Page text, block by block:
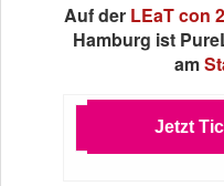
Auf der LEaT con
Hamburg ist
am
Jetzt